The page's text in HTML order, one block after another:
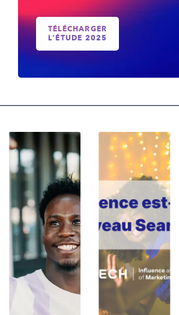
TÉLÉCHARGER
L'ÉTUDE 2025